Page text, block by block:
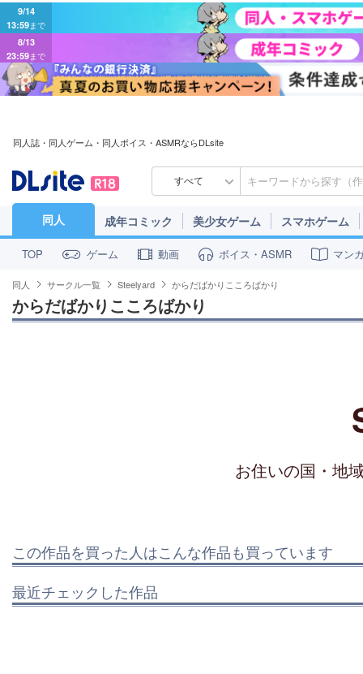
9/14
13:59まで
8/13
23:59まで
同人誌・同人ゲーム・同人ボイス・ASMRならDLsite
すべて
同人 成年コミック 美少女ゲーム スマホゲーム
TOP ゲーム 動画 ボイス・ASMR マン
同人 サークル一覧 Steelyard からだばかりこころばかり
からだばかりこころばかり
お住いの国・地
この作品を買った人はこんな作品も買っています
最近チェックした作品